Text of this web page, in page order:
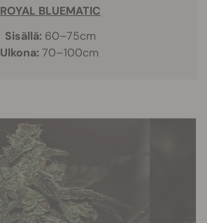
ROYAL BLUEMATIC
Sisällä: 60–75cm
Ulkona: 70–100cm